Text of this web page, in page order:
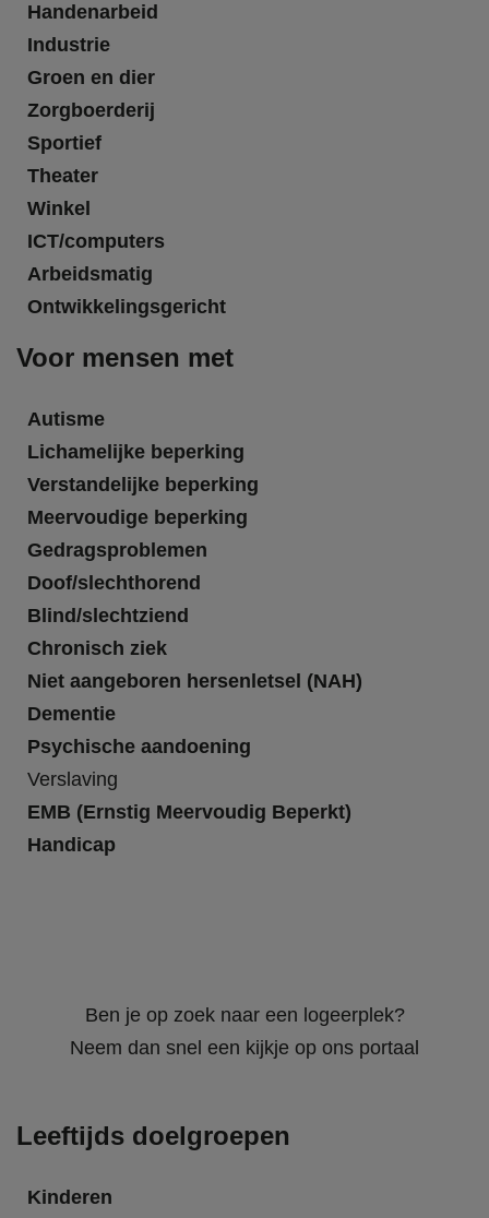
Handenarbeid
Industrie
Groen en dier
Zorgboerderij
Sportief
Theater
Winkel
ICT/computers
Arbeidsmatig
Ontwikkelingsgericht
Voor mensen met
Autisme
Lichamelijke beperking
Verstandelijke beperking
Meervoudige beperking
Gedragsproblemen
Doof/slechthorend
Blind/slechtziend
Chronisch ziek
Niet aangeboren hersenletsel (NAH)
Dementie
Psychische aandoening
Verslaving
EMB (Ernstig Meervoudig Beperkt)
Handicap
Ben je op zoek naar een logeerplek?
Neem dan snel een kijkje op ons portaal
Leeftijds doelgroepen
Kinderen